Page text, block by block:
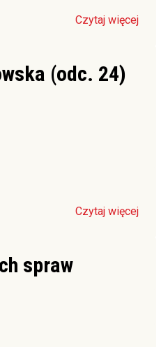
Czytaj więcej
(odc. 24)
Czytaj więcej
spraw